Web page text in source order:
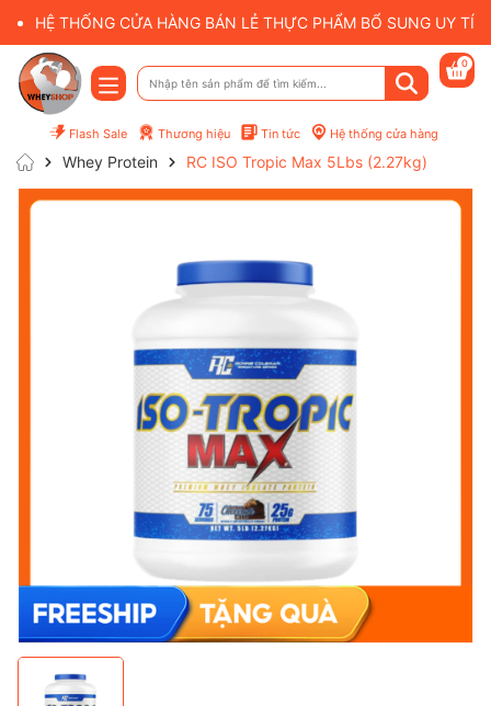
HỆ THỐNG CỬA HÀNG BÁN LẺ THỰC PHẨM BỔ SUNG UY
Flash Sale Thương hiệu Tin tức Hệ thống cửa hàng
0
Whey Protein RC ISO Tropic Max 5Lbs (2.27kg)
Mã giảm giá:
Điều kiện: